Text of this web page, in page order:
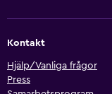
Kontakt
Hjälp/Vanliga frågor
Press